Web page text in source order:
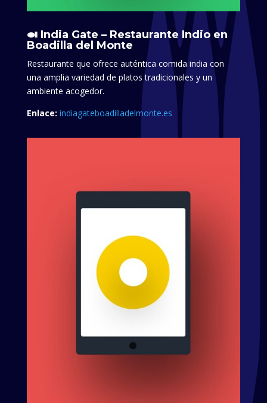
🍛 India Gate – Restaurante Indio en
Boadilla del Monte
Restaurante que ofrece auténtica comida india con
una amplia variedad de platos tradicionales y un
ambiente acogedor.
Enlace: indiagateboadilladelmonte.es